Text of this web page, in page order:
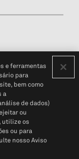
(em inglês)
S&P Global
e ferramentas
para
bem como
a
de dados)
ou
utilize os
ou para
nosso Aviso